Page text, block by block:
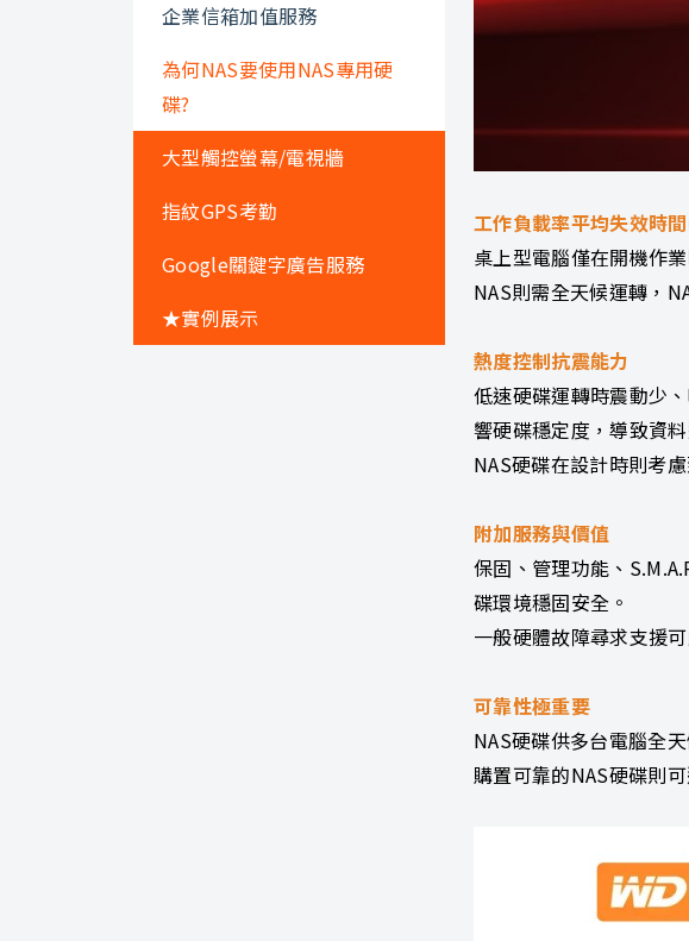
企業信箱加值服務
為何NAS要使用NAS專用硬
碟?
大型觸控螢幕/電視牆
指紋GPS考勤
Google關鍵字廣告服務
★實例展示
工作負載率平均失效時
桌上型電腦僅在開機作
NAS則需全天候運轉，
熱度控制抗震能力
低速硬碟運轉時震動少
響硬碟穩定度，導致資料
NAS硬碟在設計時則考
附加服務與價值
保固、管理功能、
碟環境穩固安全。
一般硬體故障尋求支援
可靠性極重要
NAS硬碟供多台電腦全
購置可靠的NAS硬碟則